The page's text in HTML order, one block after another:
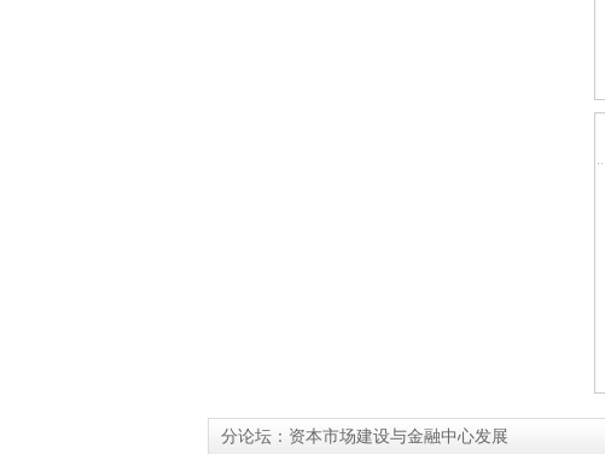
分论坛：资本市场建设与金融中心发展